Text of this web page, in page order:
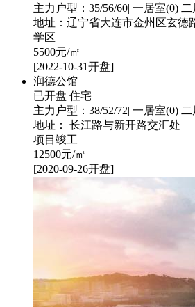
主力户型：35/56/60| 一居室(0)
地址：辽宁省大连市金州区玄德
学区
5500元/㎡
[2022-10-31开盘]
润德公馆
已开盘 住宅
主力户型：38/52/72| 一居室(0)
地址： 长江路与新开路交汇处
项目竣工
12500元/㎡
[2020-09-26开盘]